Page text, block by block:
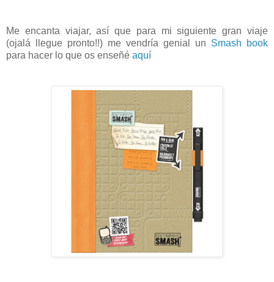
Me encanta viajar, así que para mi siguiente gran viaje
(ojalá llegue pronto!!) me vendría genial un Smash book
para hacer lo que os enseñé aquí